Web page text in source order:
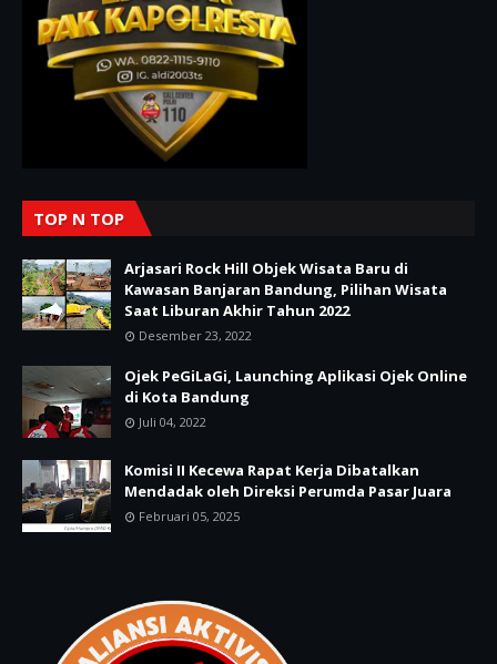
TOP N TOP
Arjasari Rock Hill Objek Wisata Baru di
Kawasan Banjaran Bandung, Pilihan Wisata
Saat Liburan Akhir Tahun 2022
Desember 23, 2022
Ojek PeGiLaGi, Launching Aplikasi Ojek Online
di Kota Bandung
Juli 04, 2022
Komisi II Kecewa Rapat Kerja Dibatalkan
Mendadak oleh Direksi Perumda Pasar Juara
Februari 05, 2025